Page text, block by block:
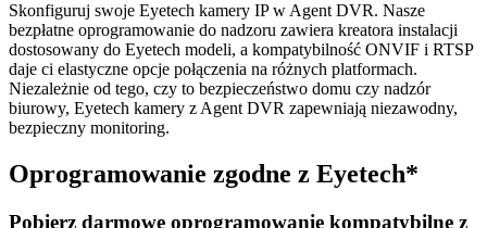
Skonfiguruj swoje Eyetech kamery IP w Agent DVR. Nasze
bezpłatne oprogramowanie do nadzoru zawiera kreatora instalacji
dostosowany do Eyetech modeli, a kompatybilność ONVIF i RTSP
daje ci elastyczne opcje połączenia na różnych platformach.
Niezależnie od tego, czy to bezpieczeństwo domu czy nadzór
biurowy, Eyetech kamery z Agent DVR zapewniają niezawodny,
bezpieczny monitoring.
Oprogramowanie zgodne z Eyetech*
Pobierz darmowe oprogramowanie kompatybilne z